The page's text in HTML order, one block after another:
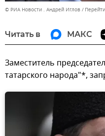
© РИА Новости . Андрей Иглов
Читать в МАКС
Заместитель
татарского народа"*,